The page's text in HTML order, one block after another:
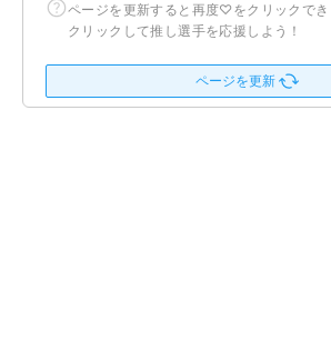
ページを更新すると再度♡をクリックでき
クリックして推し選手を応援しよう！
ページを更新